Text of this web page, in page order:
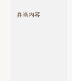
弁当内容